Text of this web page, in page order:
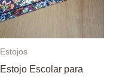
Estojos
Estojo Escolar para